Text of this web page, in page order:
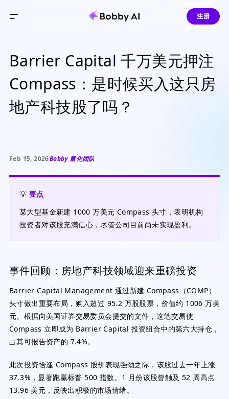
注册
Barrier Capital 千万美元押注
Compass：是时候买入这只房
地产科技股了吗？
Feb 15, 2026Bobby 量化团队
💡 要点
某大型基金新建 1000 万美元 Compass 头寸，表明机构
投资者对该股充满信心，尽管公司目前尚未实现盈利。
事件回顾：房地产科技领域迎来重磅投资
Barrier Capital Management 通过新建 Compass（COMP）
头寸做出重要布局，购入超过 95.2 万股股票，价值约 1006 万美
元。根据向美国证券交易委员会提交的文件，这笔交易使
Compass 立即成为 Barrier Capital 投资组合中的第六大持仓，
占其可报告资产的 7.4%。
此次投资恰逢 Compass 股价表现强劲之际，该股过去一年上涨
37.3%，显著跑赢标普 500 指数。1 月份该股曾触及 52 周高点
13.96 美元，反映出积极的市场情绪。